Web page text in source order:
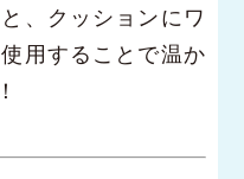
、クッションにワ
用することで温か